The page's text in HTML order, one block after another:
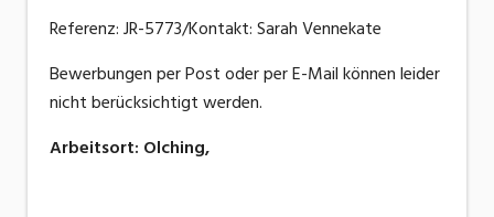
Referenz: JR-5773/Kontakt: Sarah Vennekate
Bewerbungen per Post oder per E-Mail können leider
nicht berücksichtigt werden.
Arbeitsort: Olching,